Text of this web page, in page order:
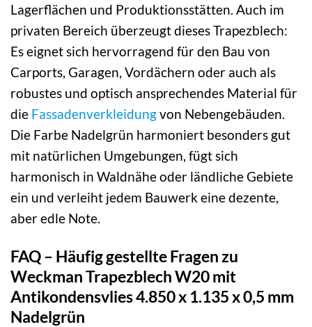
Lagerflächen und Produktionsstätten. Auch im
privaten Bereich überzeugt dieses Trapezblech:
Es eignet sich hervorragend für den Bau von
Carports, Garagen, Vordächern oder auch als
robustes und optisch ansprechendes Material für
die Fassadenverkleidungvon Nebengebäuden.
Die Farbe Nadelgrün harmoniert besonders gut
mit natürlichen Umgebungen, fügt sich
harmonisch in Waldnähe oder ländliche Gebiete
ein und verleiht jedem Bauwerk eine dezente,
aber edle Note.
FAQ – Häufig gestellte Fragen zu
Weckman Trapezblech W20 mit
Antikondensvlies 4.850 x 1.135 x 0,5 mm
Nadelgrün